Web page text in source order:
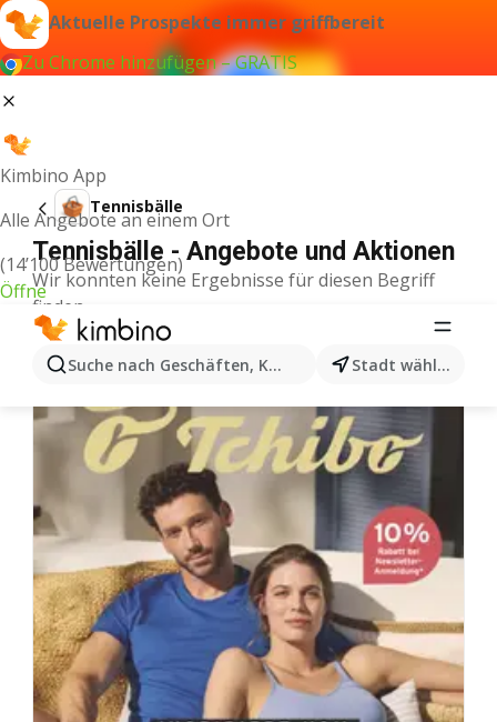
Aktuelle Prospekte immer griffbereit
Zu Chrome hinzufügen – GRATIS
Kimbino App
Alle Angebote an einem Ort
(14’100 Bewertungen)
Öffne
Suche nach Geschäften, Kategorien, Produkten...
Stadt wählen
Tennisbälle
Tennisbälle - Angebote und Aktionen
Wir konnten keine Ergebnisse für diesen Begriff
finden.
Weitere Aktionen aus der Kategorie